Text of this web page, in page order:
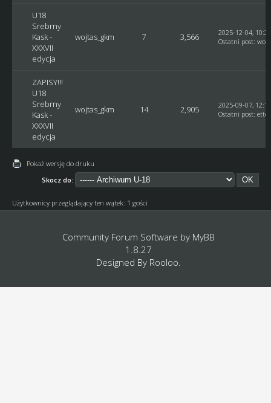
U18
Srebrny
Kask -
XXXVII
edycja
wojtas_gkm 7 3,566
2025-12-04,
Ostatni post:
ZAPISY!!!
U18
Srebrny
Kask -
XXXVII
edycja
wojtas_gkm 14 2,905
2025-09-07,
Ostatni post:
Pokaż wersję do druku
Skocz do:
Użytkownicy przeglądający ten wątek: 1 gości
Community Forum Software by MyBB
1.8.27
Designed By Rooloo